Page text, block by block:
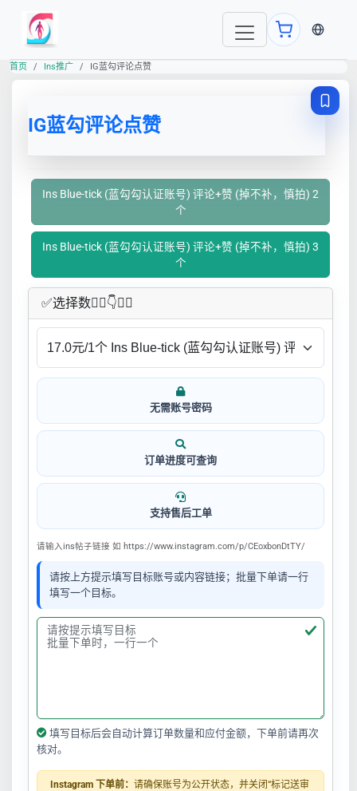
当前语
首页 Ins推广 IG蓝勾评论点赞
IG蓝勾评论点赞
Ins Blue-tick (蓝勾勾认证账号) 评论+赞 (掉不补，慎拍) 2
个
Ins Blue-tick (蓝勾勾认证账号) 评论+赞 (掉不补，慎拍) 3
个
✅​选择数👇🏻​​👇👇🏻​​
无需账号密码
订单进度可查询
支持售后工单
请输入ins帖子链接 如 https://www.instagram.com/p/CEoxbonDtTY/
请按上方提示填写目标账号或内容链接；批量下单请一行
填写一个目标。
填写目标后会自动计算订单数量和应付金额，下单前请再次
核对。
Instagram 下单前： 请确保账号为公开状态，并关闭“标记送审